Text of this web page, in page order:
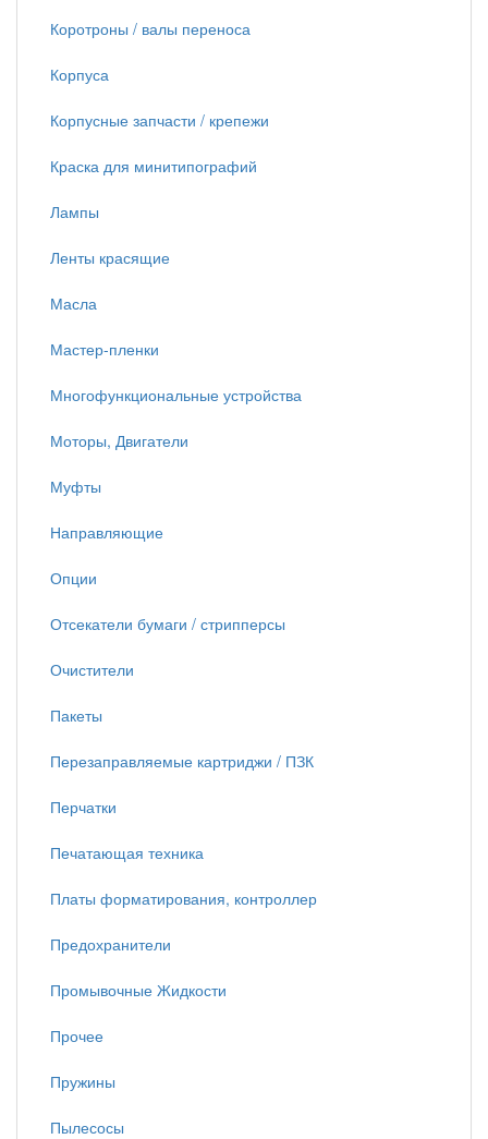
Коротроны / валы переноса
Корпуса
Корпусные запчасти / крепежи
Краска для минитипографий
Лампы
Ленты красящие
Масла
Мастер-пленки
Многофункциональные устройства
Моторы, Двигатели
Муфты
Направляющие
Опции
Отсекатели бумаги / стрипперсы
Очистители
Пакеты
Перезаправляемые картриджи / ПЗК
Перчатки
Печатающая техника
Платы форматирования, контроллер
Предохранители
Промывочные Жидкости
Прочее
Пружины
Пылесосы